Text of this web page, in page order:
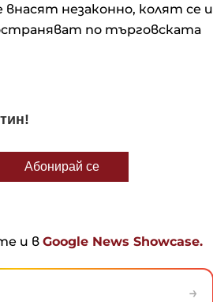
незаконно, колят се и
по търговската
и в Google News Showcase.
→